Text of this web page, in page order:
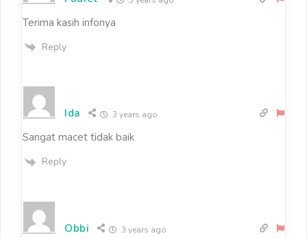
Terima kasih infonya
Reply
Ida 3 years ago
Sangat macet tidak baik
Reply
Obbi 3 years ago